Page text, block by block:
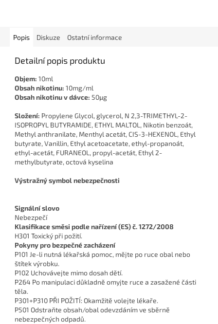
Popis Diskuze Ostatní informace
Detailní popis produktu
Objem: 10ml
Obsah nikotinu: 10mg/ml
Obsah nikotinu v dávce: 50μg
Složení: Propylene Glycol, glycerol, N 2,3-TRIMETHYL-2-
ISOPROPYL BUTYRAMIDE, ETHYL MALTOL, Nikotin benzoát,
Methyl anthranilate, Menthyl acetát, CIS-3-HEXENOL, Ethyl
butyrate, Vanillin, Ethyl acetoacetate, ethyl-propanoát,
ethyl-acetát, FURANEOL, propyl-acetát, Ethyl 2-
methylbutyrate, octová kyselina
Výstražný symbol nebezpečnosti
Signální slovo
Nebezpečí
Klasifikace směsi podle nařízení (ES) č. 1272/2008
H301 Toxický při požití.
Pokyny pro bezpečné zacházení
P101 Je-li nutná lékařská pomoc, mějte po ruce obal nebo
štítek výrobku.
P102 Uchovávejte mimo dosah dětí.
P264 Po manipulaci důkladně omyjte ruce a zasažené části
těla.
P301+P310 PŘI POŽITÍ: Okamžitě volejte lékaře.
P501 Odstraňte obsah/obal odevzdáním ve sběrně
nebezpečných odpadů.